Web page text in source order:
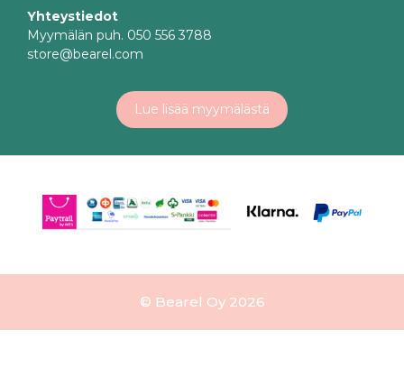
Yhteystiedot
Myymälän puh. 050 556 3788
store@bearel.com
Lue lisää myymälästä
© Bearel Oy 2026